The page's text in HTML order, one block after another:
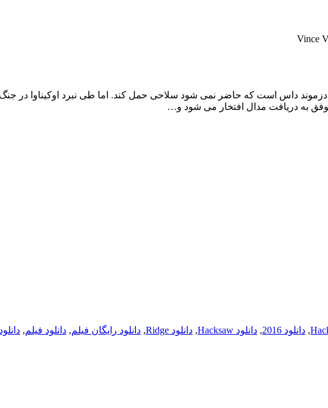
Vince
داس است که حاضر نمی شود سلاحی حمل کند. اما طی نبرد اوکیناوا در
, دانلود 2016 , دانلود Hacksaw , دانلود Ridge , دانلود رایگان فیلم, دانلود فیلم,